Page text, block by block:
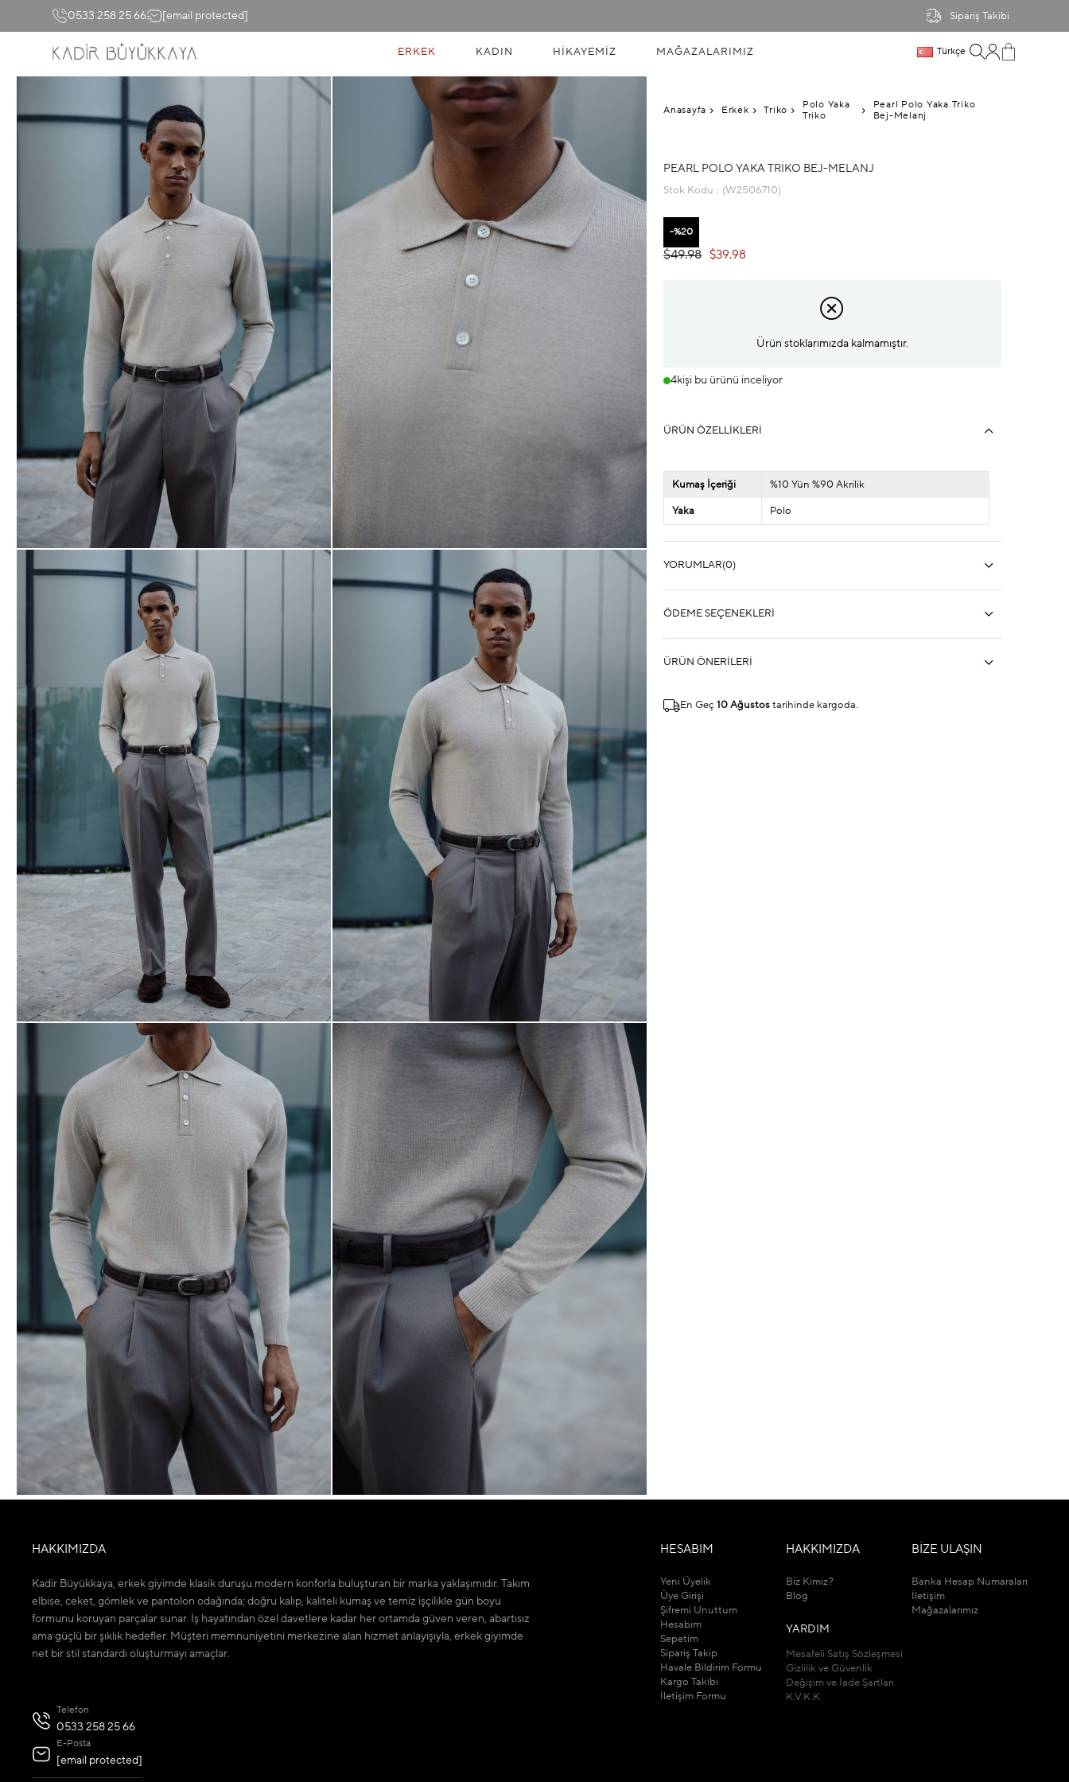
0533 258 25 66 [email protected] Sipariş Takibi
ERKEK KADIN HIKAYEMIZ MAĞAZALARIMIZ Türkçe
Anasayfa Erkek Triko
Polo Yaka
Triko
Pearl Polo Yaka Triko
Bej-Melanj
PEARL POLO YAKA TRIKO BEJ-MELANJ
Stok Kodu (W2506710)
20
$49.98 $39.98
Ürün stoklarımızda kalmamıştır.
4kişi bu ürünü inceliyor
ÜRÜN ÖZELLIKLERI
Kumaş İçeriği %10 Yün %90 Akrilik
Yaka Polo
YORUMLAR(0)
ÖDEME SEÇENEKLERI
ÜRÜN ÖNERILERI
En Geç10 Ağustos tarihinde kargoda.
HAKKIMIZDA
Kadir Büyükkaya, erkek giyimde klasik duruşu modern konforla buluşturan bir marka yaklaşımıdır. Takım
elbise, ceket, gömlek ve pantolon odağında; doğru kalıp, kaliteli kumaş ve temiz işçilikle gün boyu
formunu koruyan parçalar sunar. İş hayatından özel davetlere kadar her ortamda güven veren, abartısız
ama güçlü bir şıklık hedefler. Müşteri memnuniyetini merkezine alan hizmet anlayışıyla, erkek giyimde
net bir stil standardı oluşturmayı amaçlar.
Telefon
0533 258 25 66
E-Posta
[email protected]
HESABIM
Yeni Üyelik
Üye Girişi
Şifremi Unuttum
Hesabım
Sepetim
Sipariş Takip
Havale Bildirim Formu
Kargo Takibi
İletişim Formu
HAKKIMIZDA
Biz Kimiz?
Blog
YARDIM
Mesafeli Satış Sözleşmesi
Gizlilik ve Güvenlik
Değişim ve İade Şartları
K.V.K.K.
BİZE ULAŞIN
Banka Hesap Numaraları
İletişim
Mağazalarımız